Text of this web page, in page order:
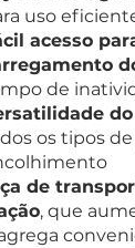
uso
acesso
de
os tipos
de
, que